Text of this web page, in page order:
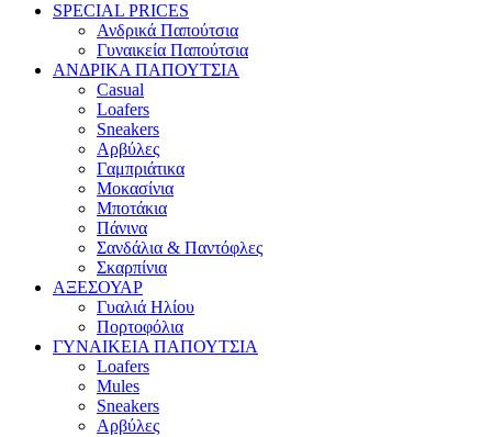
SPECIAL PRICES
Ανδρικά Παπούτσια
Γυναικεία Παπούτσια
ΑΝΔΡΙΚΑ ΠΑΠΟΥΤΣΙΑ
Casual
Loafers
Sneakers
Αρβύλες
Γαμπριάτικα
Μοκασίνια
Μποτάκια
Πάνινα
Σανδάλια & Παντόφλες
Σκαρπίνια
ΑΞΕΣΟΥΑΡ
Γυαλιά Ηλίου
Πορτοφόλια
ΓΥΝΑΙΚΕΙΑ ΠΑΠΟΥΤΣΙΑ
Loafers
Mules
Sneakers
Αρβύλες